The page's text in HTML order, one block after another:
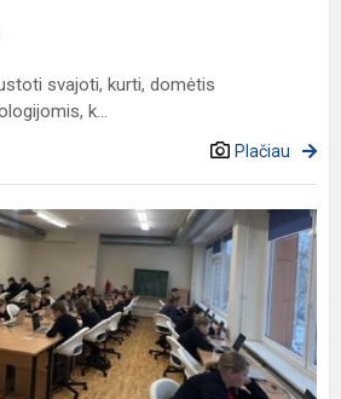
svajoti, kurti, domėtis
k...
Plačiau